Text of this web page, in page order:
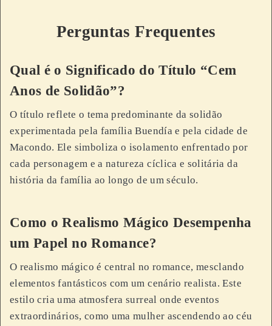
Perguntas Frequentes
Qual é o Significado do Título “Cem
Anos de Solidão”?
O título reflete o tema predominante da solidão
experimentada pela família Buendía e pela cidade de
Macondo. Ele simboliza o isolamento enfrentado por
cada personagem e a natureza cíclica e solitária da
história da família ao longo de um século.
Como o Realismo Mágico Desempenha
um Papel no Romance?
O realismo mágico é central no romance, mesclando
elementos fantásticos com um cenário realista. Este
estilo cria uma atmosfera surreal onde eventos
extraordinários, como uma mulher ascendendo ao céu